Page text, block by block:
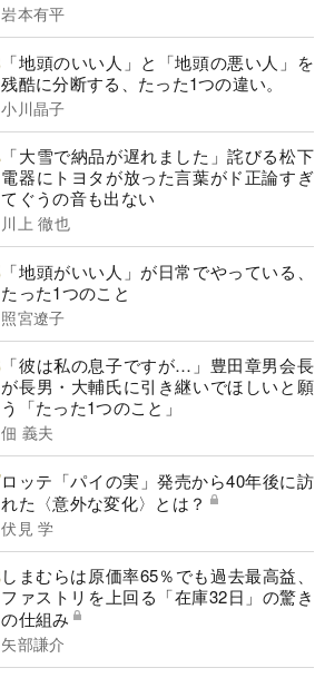
岩本有平
「地頭のいい人」と「地頭の悪い人」を
残酷に分断する、たった1つの違い。
小川晶子
「大雪で納品が遅れました」詫びる松下
電器にトヨタが放った言葉がド正論すぎ
てぐうの音も出ない
川上 徹也
「地頭がいい人」が日常でやっている、
たった1つのこと
照宮遼子
「彼は私の息子ですが…」豊田章男会長
が長男・大輔氏に引き継いでほしいと願
う「たった1つのこと」
佃 義夫
ロッテ「パイの実」発売から40年後に訪
れた〈意外な変化〉とは？
伏見 学
しまむらは原価率65％でも過去最高益、
ファストリを上回る「在庫32日」の驚き
の仕組み
矢部謙介